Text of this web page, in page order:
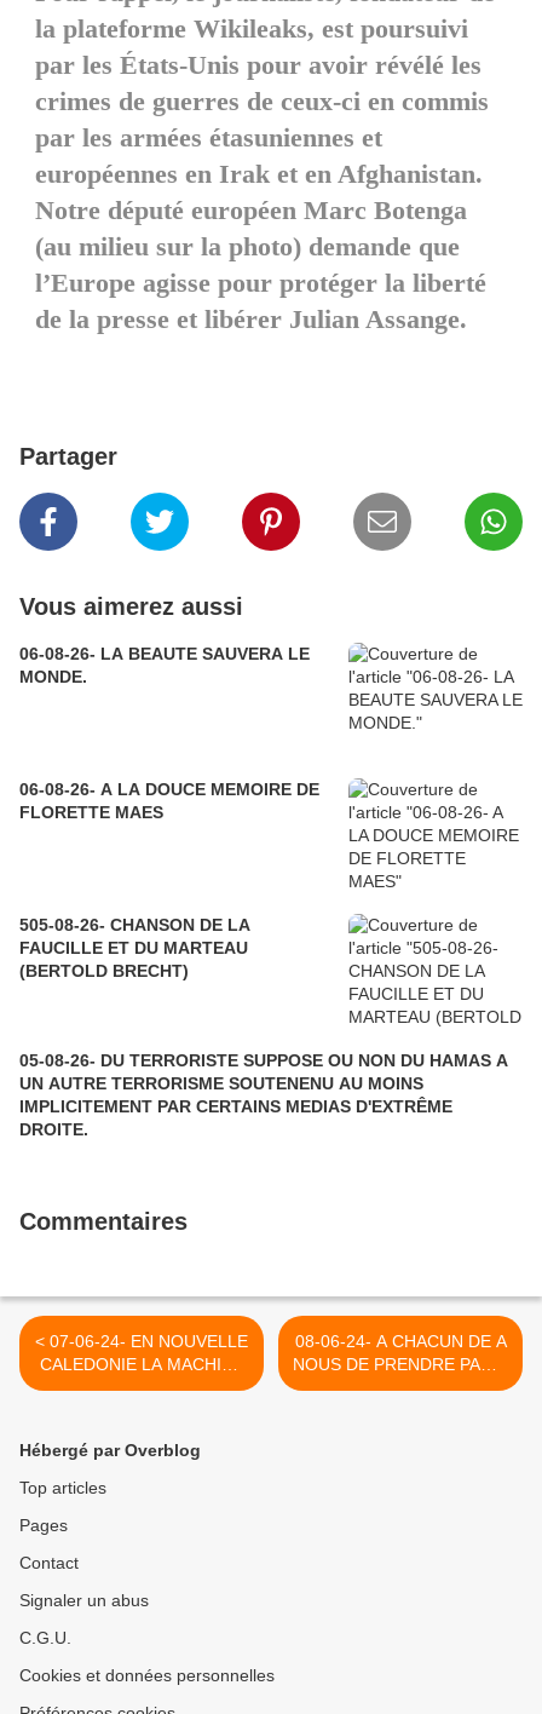
la plateforme Wikileaks, est poursuivi
par les États-Unis pour avoir révélé les
crimes de guerres de ceux-ci en commis
par les armées étasuniennes et
européennes en Irak et en Afghanistan.
Notre député européen Marc Botenga
(au milieu sur la photo) demande que
l’Europe agisse pour protéger la liberté
de la presse et libérer Julian Assange.
Partager
Vous aimerez aussi
06-08-26- LA BEAUTE SAUVERA LE
MONDE.
06-08-26- A LA DOUCE MEMOIRE DE
FLORETTE MAES
505-08-26- CHANSON DE LA
FAUCILLE ET DU MARTEAU
(BERTOLD BRECHT)
05-08-26- DU TERRORISTE SUPPOSE OU NON DU HAMAS A
UN AUTRE TERRORISME SOUTENENU AU MOINS
IMPLICITEMENT PAR CERTAINS MEDIAS D'EXTRÊME
DROITE.
Commentaires
< 07-06-24- EN NOUVELLE
CALEDONIE LA MACHINE
JUDIDIAIRE TOURNE A
08-06-24- A CHACUN DE A
NOUS DE PRENDRE PARTI
POUR LE JOURNALISTE
Hébergé par Overblog
Top articles
Pages
Contact
Signaler un abus
C.G.U.
Cookies et données personnelles